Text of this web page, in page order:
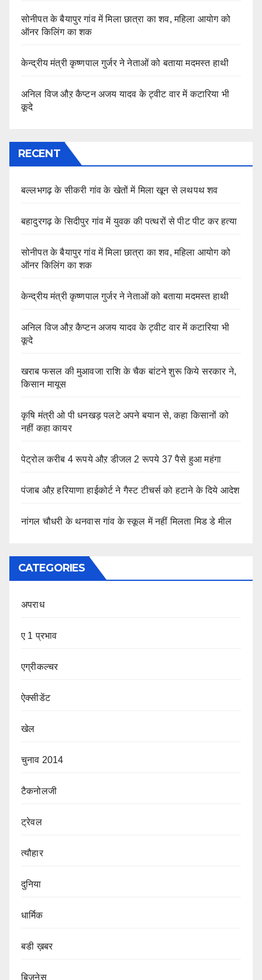
सोनीपत के बैयापुर गांव में मिला छात्रा का शव, महिला आयोग को
ऑनर किलिंग का शक
केन्द्रीय मंत्री कृष्णपाल गुर्जर ने नेताओं को बताया मदमस्त हाथी
अनिल विज औऱ कैप्टन अजय यादव के ट्वीट वार में कटारिया भी
कूदे
RECENT
बल्लभगढ़ के सीकरी गांव के खेतों में मिला खून से लथपथ शव
बहादुरगढ़ के सिदीपुर गांव में युवक की पत्थरों से पीट पीट कर हत्या
सोनीपत के बैयापुर गांव में मिला छात्रा का शव, महिला आयोग को
ऑनर किलिंग का शक
केन्द्रीय मंत्री कृष्णपाल गुर्जर ने नेताओं को बताया मदमस्त हाथी
अनिल विज औऱ कैप्टन अजय यादव के ट्वीट वार में कटारिया भी
कूदे
खराब फसल की मुआवजा राशि के चैक बांटने शुरू किये सरकार ने,
किसान मायूस
कृषि मंत्री ओ पी धनखड़ पलटे अपने बयान से, कहा किसानों को
नहीं कहा कायर
पेट्रोल करीब 4 रूपये औऱ डीजल 2 रूपये 37 पैसे हुआ महंगा
पंजाब औऱ हरियाणा हाईकोर्ट ने गैस्ट टीचर्स को हटाने के दिये आदेश
नांगल चौधरी के थनवास गांव के स्कूल में नहीं मिलता मिड डे मील
CATEGORIES
अपराध
ए 1 प्रभाव
एग्रीकल्चर
ऐक्सीडेंट
खेल
चुनाव 2014
टैकनोलजी
ट्रेवल
त्यौहार
दुनिया
धार्मिक
बडी ख़बर
बिजनेस